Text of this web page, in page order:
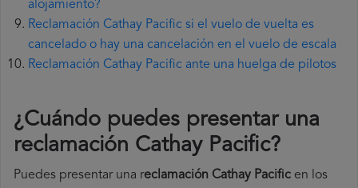
alojamiento?
Reclamación Cathay Pacific si el vuelo de vuelta es
cancelado o hay una cancelación en el vuelo de escala
Reclamación Cathay Pacific ante una huelga de pilotos
¿Cuándo puedes presentar una
reclamación Cathay Pacific?
Puedes presentar una reclamación Cathay Pacific en los